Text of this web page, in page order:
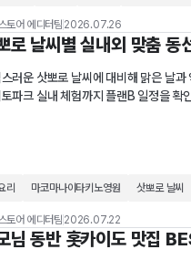
토어 에디터팀 2026.07.26
로 날씨별 실내외 맞춤 동
러운 삿뽀로 날씨에 대비해 맑은 날
파크 실내 체험까지 플랜B 일정을 확
리 마코마나이타키노영원 삿뽀로 날씨
토어 에디터팀 2026.07.22
님 동반 홋카이도 맛집